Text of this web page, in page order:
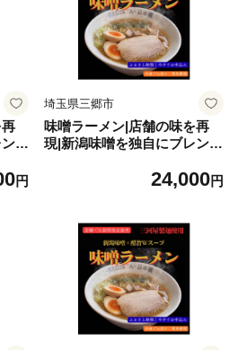
ド
円
埼玉県三郷市
味噌ラーメン|店舗の味を再
現|新潟味噌を独自にブレンド
＜満足感＞4食セット【17316
24,000円